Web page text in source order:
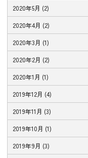
2020年5月 (2)
2020年4月 (2)
2020年3月 (1)
2020年2月 (2)
2020年1月 (1)
2019年12月 (4)
2019年11月 (3)
2019年10月 (1)
2019年9月 (3)